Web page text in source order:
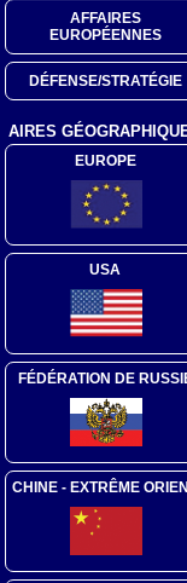
AFFAIRES
EUROPÉENNES
DÉFENSE/STRATÉGIE
AIRES
EUROPE
USA
FÉDÉRATION DE
CHINE - EXTRÊME